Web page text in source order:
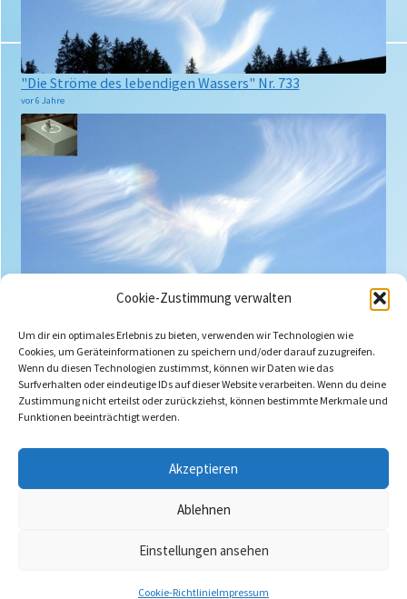
Cookie-Zustimmung verwalten
Um dir ein optimales Erlebnis zu bieten, verwenden wir Technologien wie
Cookies, um Geräteinformationen zu speichern und/oder darauf zuzugreifen.
Wenn du diesen Technologien zustimmst, können wir Daten wie das
Surfverhalten oder eindeutige IDs auf dieser Website verarbeiten. Wenn du deine
Zustimmung nicht erteilst oder zurückziehst, können bestimmte Merkmale und
Funktionen beeinträchtigt werden.
Akzeptieren
Ablehnen
Einstellungen ansehen
Cookie-RichtlinieImpressum
"Die Ströme des lebendigen Wassers" Nr. 733
vor 6 Jahre
"Die Ströme des lebendigen Wassers" Nr. 714
vor 6 Jahre
54 Mehr